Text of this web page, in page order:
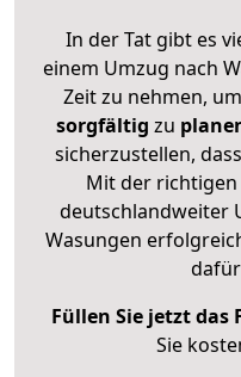
In der Tat gibt es
einem Umzug nach
Zeit zu nehmen,
sorgfältig zu
sicherzustellen,
Mit der
deutschlandweiter
Wasungen
Füllen Sie jetzt das
Sie